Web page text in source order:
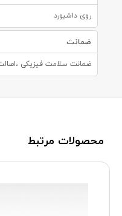
روی داشبورد
ضمانت
ضمانت سلامت فیزیکی
محصولات مرتبط